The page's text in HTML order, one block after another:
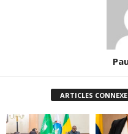
ARTICLES